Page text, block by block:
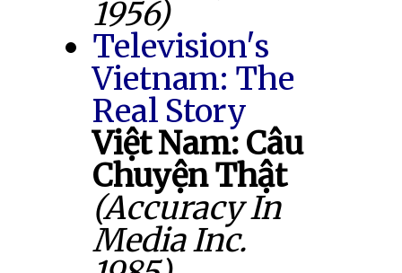
1956)
Television's
Vietnam: The
Real Story
Việt Nam: Câu
Chuyện Thật
(Accuracy In
Media Inc.